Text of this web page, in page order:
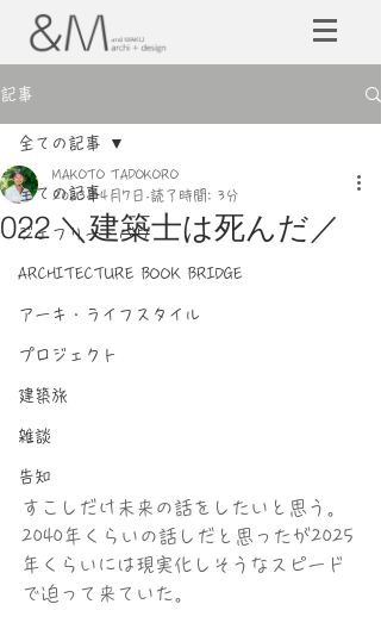
記事
全ての記事
ジェフリー・バワ
ARCHITECTURE BOOK BRIDGE
アーキ・ライフスタイル
プロジェクト
建築旅
雑談
告知
全ての記事
022 ＼建築士は死んだ／
MAKOTO TADOKORO
2023年4月7日 読了時間: 3分
すこしだけ未来の話をしたいと思う。
2040年くらいの話しだと思ったが2025
年くらいには現実化しそうなスピード
で迫って来ていた。